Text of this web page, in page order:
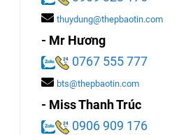
thuydung@thepbaotin.com
- Mr Hương
0767 555 777
bts@thepbaotin.com
- Miss Thanh Trúc
0906 909 176